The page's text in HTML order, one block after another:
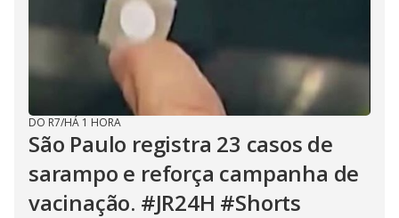
DO R7/HÁ 1 HORA
São Paulo registra 23 casos de
sarampo e reforça campanha de
vacinação. #JR24H #Shorts